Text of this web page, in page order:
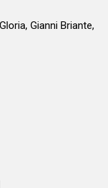
Gianni Briante,